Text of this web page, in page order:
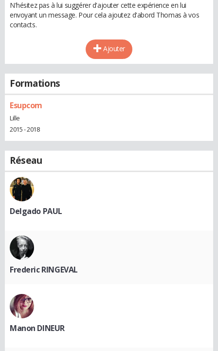
N'hésitez pas à lui suggérer d'ajouter cette expérience en lui
envoyant un message. Pour cela ajoutez d'abord Thomas à vos
contacts.
Ajouter
Formations
Esupcom
Lille
2015 - 2018
Réseau
Delgado PAUL
Frederic RINGEVAL
Manon DINEUR